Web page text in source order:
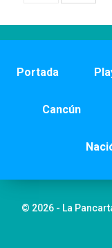
Portada
Cancún
© 2026 - La